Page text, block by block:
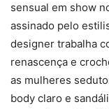
sensual em show
assinado pelo
designer trabalha
renascença e
as mulheres
body claro e